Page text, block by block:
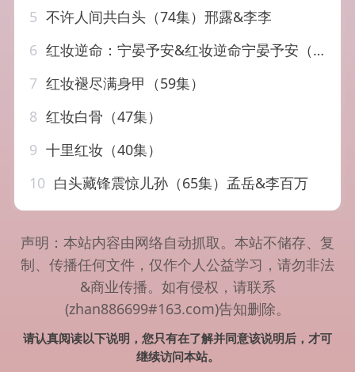
5 不许人间共白头（74集）邢露&李李
6 红妆逆命：宁晏予安&红妆逆命宁晏予安（57集）AI短剧
7 红妆褪尽满身甲（59集）
8 红妆白骨（47集）
9 十里红妆（40集）
10 白头藏锋震惊儿孙（65集）孟岳&李百万
声明：本站内容由网络自动抓取。本站不储存、复
制、传播任何文件，仅作个人公益学习，请勿非法
&商业传播。如有侵权，请联系
(zhan886699#163.com)告知删除。
请认真阅读以下说明，您只有在了解并同意该说明后，才可
继续访问本站。